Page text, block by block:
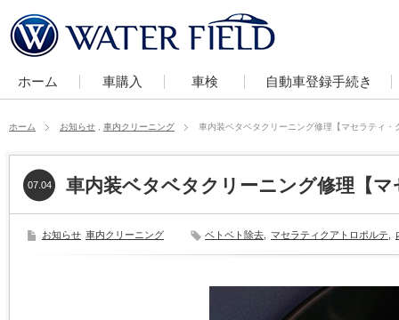
ホーム 車購入 車検 自動車登録手続き
ホーム お知らせ 車内クリーニング 車内装ベタベタクリーニング修理【マセラティ・
車内装ベタベタクリーニング修理【
07.04
お知らせ 車内クリーニング ベトベト除去 マセラティクアトロポルテ